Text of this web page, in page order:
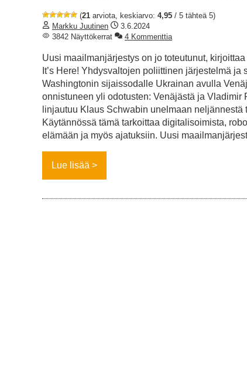
(21 arviota, keskiarvo: 4,95 / 5 tähteä 5)
Markku Juutinen
3.6.2024
3842 Näyttökerrat
4 Kommenttia
Uusi maailmanjärjestys on jo toteutunut,
It’s Here! Yhdysvaltojen poliittinen järjestelmä
Washingtonin sijaissodalle Ukrainan avulla
onnistuneen yli odotusten: Venäjästä ja
linjautuu Klaus Schwabin unelmaan
Käytännössä tämä tarkoittaa digitalisoimista,
elämään ja myös ajatuksiin. Uusi
Lue lisää